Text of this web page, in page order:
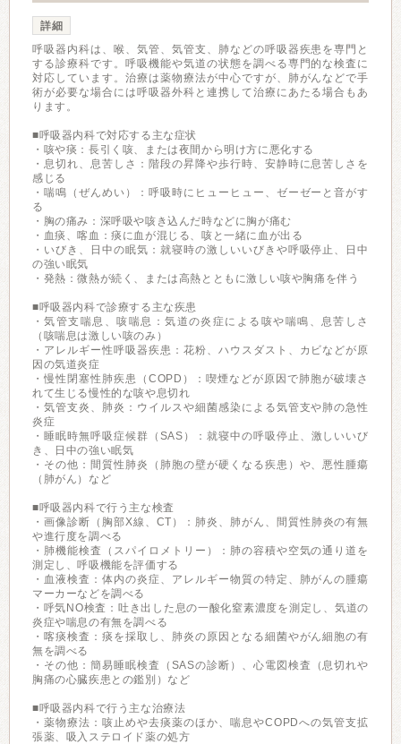
詳細
呼吸器内科は、喉、気管、気管支、肺などの呼吸器疾患を専門と
する診療科です。呼吸機能や気道の状態を調べる専門的な検査に
対応しています。治療は薬物療法が中心ですが、肺がんなどで手
術が必要な場合には呼吸器外科と連携して治療にあたる場合もあ
ります。
■呼吸器内科で対応する主な症状
・咳や痰：長引く咳、または夜間から明け方に悪化する
・息切れ、息苦しさ：階段の昇降や歩行時、安静時に息苦しさを
感じる
・喘鳴（ぜんめい）：呼吸時にヒューヒュー、ゼーゼーと音がす
る
・胸の痛み：深呼吸や咳き込んだ時などに胸が痛む
・血痰、喀血：痰に血が混じる、咳と一緒に血が出る
・いびき、日中の眠気：就寝時の激しいいびきや呼吸停止、日中
の強い眠気
・発熱：微熱が続く、または高熱とともに激しい咳や胸痛を伴う
■呼吸器内科で診療する主な疾患
・気管支喘息、咳喘息：気道の炎症による咳や喘鳴、息苦しさ
（咳喘息は激しい咳のみ）
・アレルギー性呼吸器疾患：花粉、ハウスダスト、カビなどが原
因の気道炎症
・慢性閉塞性肺疾患（COPD）：喫煙などが原因で肺胞が破壊さ
れて生じる慢性的な咳や息切れ
・気管支炎、肺炎：ウイルスや細菌感染による気管支や肺の急性
炎症
・睡眠時無呼吸症候群（SAS）：就寝中の呼吸停止、激しいいび
き、日中の強い眠気
・その他：間質性肺炎（肺胞の壁が硬くなる疾患）や、悪性腫瘍
（肺がん）など
■呼吸器内科で行う主な検査
・画像診断（胸部X線、CT）：肺炎、肺がん、間質性肺炎の有無
や進行度を調べる
・肺機能検査（スパイロメトリー）：肺の容積や空気の通り道を
測定し、呼吸機能を評価する
・血液検査：体内の炎症、アレルギー物質の特定、肺がんの腫瘍
マーカーなどを調べる
・呼気NO検査：吐き出した息の一酸化窒素濃度を測定し、気道の
炎症や喘息の有無を調べる
・喀痰検査：痰を採取し、肺炎の原因となる細菌やがん細胞の有
無を調べる
・その他：簡易睡眠検査（SASの診断）、心電図検査（息切れや
胸痛の心臓疾患との鑑別）など
■呼吸器内科で行う主な治療法
・薬物療法：咳止めや去痰薬のほか、喘息やCOPDへの気管支拡
張薬、吸入ステロイド薬の処方